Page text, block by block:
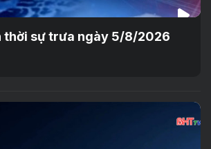
thời sự trưa ngày 5/8/2026